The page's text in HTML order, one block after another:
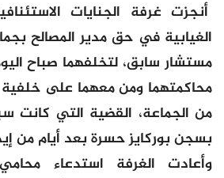
أنجزت غرفة الجنايات
الغيابية في حق مدير المصالح
مستشار سابق، لتخلفهما صباح
من الجماعة، القضية التي كانت
بسجن بوركايز حسرة بعد أيام من
وأعادت الغرفة استدعاء